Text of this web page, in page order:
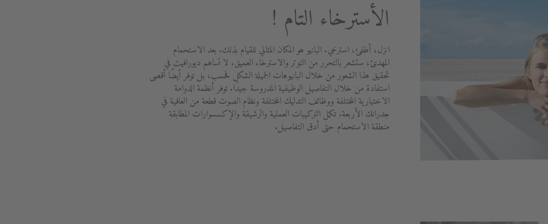
الأسترخاء التام !
انزل، أطفئ، استرخي. البانيو هو المكان المثالي للقيام بذلك. بعد الاستحمام
المهدئ، ستشعر بالتحرر من التوتر والاسترخاء العميق. لا تساهم ديورافيت في
تحقيق هذا الشعور من خلال البانيوهات الجميلة الشكل فحسب، بل توفر أيضًا أقصى
استفادة من خلال التفاصيل الوظيفية المدروسة جيدًا. توفر أنظمة الدوامة
الاختيارية المختلفة ووظائف التدليك المختلفة ونظام الصوت قطعة من العافية في
جدرانك الأربعة. تكمل التركيبات العملية والرشيقة والإكسسوارات المطابقة
منطقة الاستحمام حتى أدق التفاصيل.